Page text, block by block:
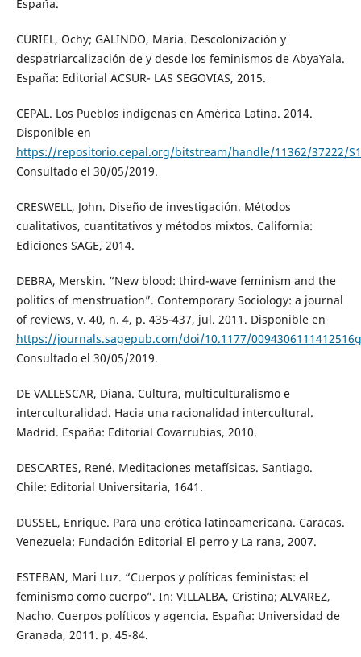
España.
CURIEL, Ochy; GALINDO, María. Descolonización y
despatriarcalización de y desde los feminismos de AbyaYala.
España: Editorial ACSUR- LAS SEGOVIAS, 2015.
CEPAL. Los Pueblos indígenas en América Latina. 2014.
Disponible en
https://repositorio.cepal.org/bitstream/handle/11362/37222/
Consultado el 30/05/2019.
CRESWELL, John. Diseño de investigación. Métodos
cualitativos, cuantitativos y métodos mixtos. California:
Ediciones SAGE, 2014.
DEBRA, Merskin. “New blood: third-wave feminism and the
politics of menstruation”. Contemporary Sociology: a journal
of reviews, v. 40, n. 4, p. 435-437, jul. 2011. Disponible en
https://journals.sagepub.com/doi/10.1177/0094306111412516g
Consultado el 30/05/2019.
DE VALLESCAR, Diana. Cultura, multiculturalismo e
interculturalidad. Hacia una racionalidad intercultural.
Madrid. España: Editorial Covarrubias, 2010.
DESCARTES, René. Meditaciones metafísicas. Santiago.
Chile: Editorial Universitaria, 1641.
DUSSEL, Enrique. Para una erótica latinoamericana. Caracas.
Venezuela: Fundación Editorial El perro y La rana, 2007.
ESTEBAN, Mari Luz. “Cuerpos y políticas feministas: el
feminismo como cuerpo”. In: VILLALBA, Cristina; ALVAREZ,
Nacho. Cuerpos políticos y agencia. España: Universidad de
Granada, 2011. p. 45-84.